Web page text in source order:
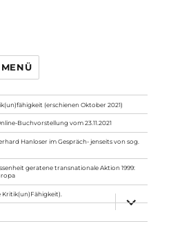
MENÜ
(erschienen Oktober 2021)
Buchvorstellung vom 23.11.2021
Hanloser im Gespräch- jenseits von sog.
geratene transnationale Aktion 1999:
anzeigen